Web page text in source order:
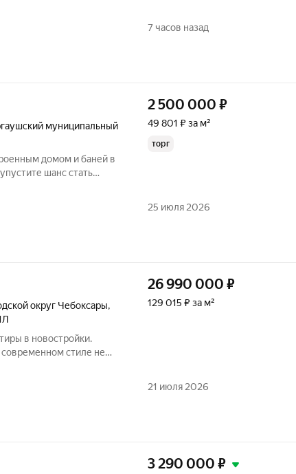
кирпичный дом
7 часов назад
муниципальный
домом и баней в
шанс стать
- 62,3 кв.м На участке
2 500 000 ₽
49 801 ₽ за м²
торг
25 июля 2026
округ Чебоксары,
в новостройки.
стиле не
26 990 000 ₽
129 015 ₽ за м²
21 июля 2026
3 290 000 ₽